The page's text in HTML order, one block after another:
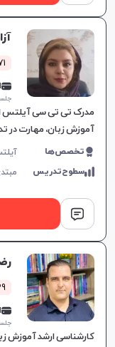
471
جلسه ۱
آموزش زبان، مهارت در
تمام سطوح، بهبود سریع
تخصص‌ها
سطوح‌تدریس
539
جلسه ۱